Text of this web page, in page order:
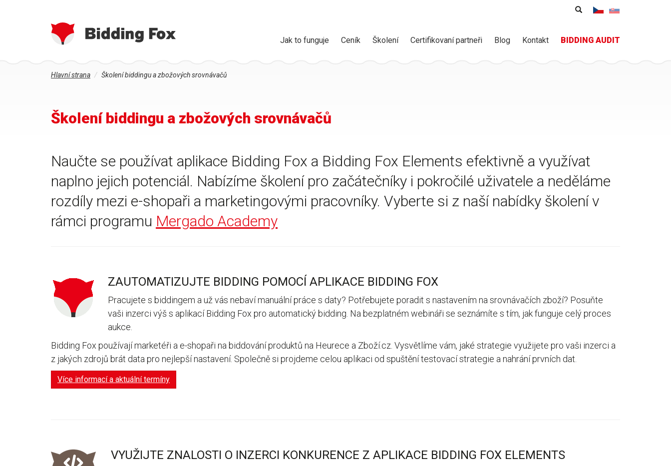
Jak to funguje Ceník Školení Certifikovaní partneři Blog Kontakt BIDDING AUDIT
Vyhledávání
Hledat
Jste
zde
Hlavní strana Školení biddingu a zbožových srovnávačů
Školení biddingu a zbožových srovnávačů
Naučte se používat aplikace Bidding Fox a Bidding Fox Elements efektivně a využívat
naplno jejich potenciál. Nabízíme školení pro začátečníky i pokročilé uživatele a neděláme
rozdíly mezi e-shopaři a marketingovými pracovníky. Vyberte si z naší nabídky školení v
rámci programu Mergado Academy
ZAUTOMATIZUJTE BIDDING POMOCÍ APLIKACE BIDDING FOX
Pracujete s biddingem a už vás nebaví manuální práce s daty? Potřebujete poradit s nastavením na srovnávačích zboží? Posuňte
vaši inzerci výš s aplikací Bidding Fox pro automatický bidding. Na bezplatném webináři se seznámíte s tím, jak funguje celý proces
aukce.
Bidding Fox používají marketéři a e-shopaři na biddování produktů na Heurece a Zboží.cz. Vysvětlíme vám, jaké strategie využijete pro vaši inzerci a
z jakých zdrojů brát data pro nejlepší nastavení. Společně si projdeme celou aplikaci od spuštění testovací strategie a nahrání prvních dat.
Více informací a aktuální termíny
VYUŽIJTE ZNALOSTI O INZERCI KONKURENCE Z APLIKACE BIDDING FOX ELEMENTS